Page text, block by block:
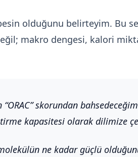
olduğunu belirteyim. Bu
makro dengesi, kalori
skorundan
kapasitesi olarak dilimize
ne kadar güçlü